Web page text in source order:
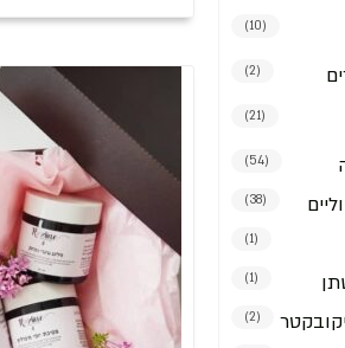
(10)
(2)
(21)
(54)
(38)
(1)
(1)
(2)